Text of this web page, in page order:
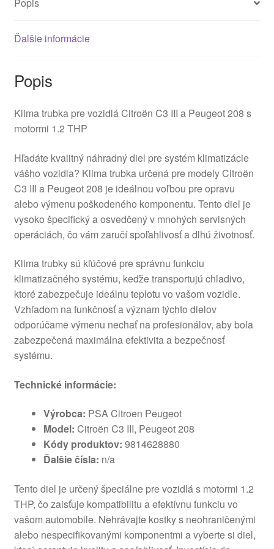
Popis
Ďalšie informácie
Popis
Klima trubka pre vozidlá Citroën C3 III a Peugeot 208 s
motormi 1.2 THP
Hľadáte kvalitný náhradný diel pre systém klimatizácie
vášho vozidla? Klima trubka určená pre modely Citroën
C3 III a Peugeot 208 je ideálnou voľbou pre opravu
alebo výmenu poškodeného komponentu. Tento diel je
vysoko špecifický a osvedčený v mnohých servisných
operáciách, čo vám zaručí spoľahlivosť a dlhú životnosť.
Klima trubky sú kľúčové pre správnu funkciu
klimatizačného systému, keďže transportujú chladivo,
ktoré zabezpečuje ideálnu teplotu vo vašom vozidle.
Vzhľadom na funkčnosť a význam týchto dielov
odporúčame výmenu nechať na profesionálov, aby bola
zabezpečená maximálna efektivita a bezpečnosť
systému.
Technické informácie:
Výrobca: PSA Citroen Peugeot
Model: Citroën C3 III, Peugeot 208
Kódy produktov: 9814628880
Ďalšie čísla: n/a
Tento diel je určený špeciálne pre vozidlá s motormi 1.2
THP, čo zaisťuje kompatibilitu a efektívnu funkciu vo
vašom automobile. Nehrávajte kostky s neohraničenými
alebo nespecifikovanými komponentmi a vyberte si diel,